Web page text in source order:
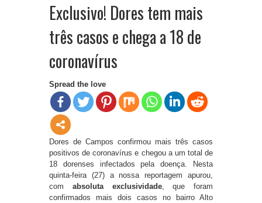
Exclusivo! Dores tem mais
três casos e chega a 18 de
coronavírus
Spread the love
Dores de Campos confirmou mais três casos
positivos de coronavírus e chegou a um total de
18 dorenses infectados pela doença. Nesta
quinta-feira (27) a nossa reportagem apurou,
com absoluta exclusividade, que foram
confirmados mais dois casos no bairro Alto